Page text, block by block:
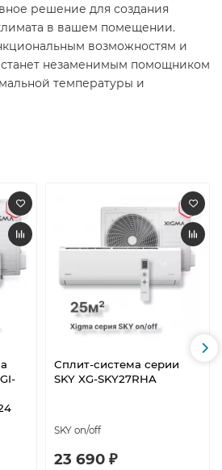
решение для создания
в вашем помещении.
возможностям и
незаменимым помощником
температуры и
Сплит-система серии
SKY XG-SKY27RHA
SKY on/off
23 690 ₽